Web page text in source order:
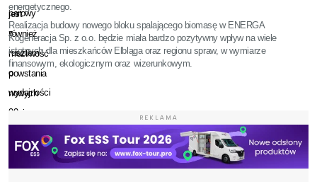
parowy
z
rusztem
o
wydajności
90
pary
na
jest
również
możliwość
powstania
nowych
miejsc
energetycznego.
Realizacja budowy nowego bloku spalającego biomasę w ENERGA
Kogeneracja Sp. z o.o. będzie miała bardzo pozytywny wpływ na wiele
istotnych dla mieszkańców Elbląga oraz regionu spraw, w wymiarze
finansowym, ekologicznym oraz wizerunkowym.
REKLAMA